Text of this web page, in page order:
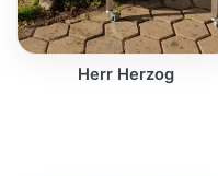
Herr Herzog